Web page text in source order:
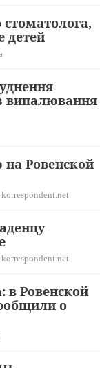
детей
випалювання
Ровенской
в Ровенской
о